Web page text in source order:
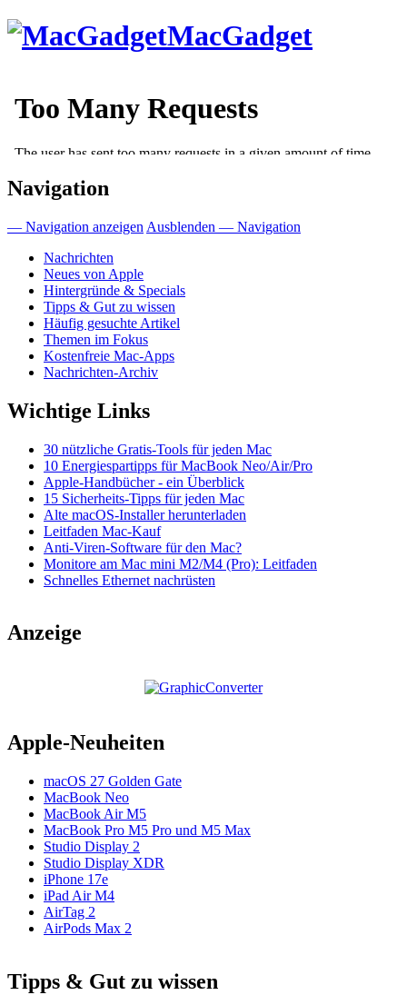
Direkt
zum
MacGadget
Navigation
— Navigation anzeigen Ausblenden — Navigation
Nachrichten
Neues von Apple
Hintergründe & Specials
Tipps & Gut zu wissen
Häufig gesuchte Artikel
Themen im Fokus
Kostenfreie Mac-Apps
Nachrichten-Archiv
Wichtige Links
30 nützliche Gratis-Tools für jeden Mac
10 Energiespartipps für MacBook Neo/Air/Pro
Apple-Handbücher - ein Überblick
15 Sicherheits-Tipps für jeden Mac
Alte macOS-Installer herunterladen
Leitfaden Mac-Kauf
Anti-Viren-Software für den Mac?
Monitore am Mac mini M2/M4 (Pro): Leitfaden
Schnelles Ethernet nachrüsten
Anzeige
Apple-Neuheiten
macOS 27 Golden Gate
MacBook Neo
MacBook Air M5
MacBook Pro M5 Pro und M5 Max
Studio Display 2
Studio Display XDR
iPhone 17e
iPad Air M4
AirTag 2
AirPods Max 2
Tipps & Gut zu wissen